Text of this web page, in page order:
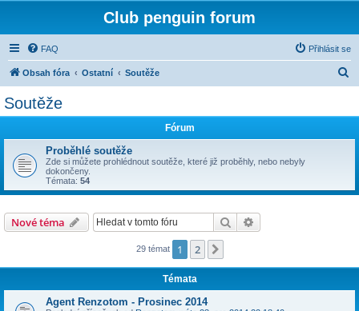
Club penguin forum
FAQ Přihlásit se
Obsah fóra Ostatní Soutěže
Soutěže
Fórum
Proběhlé soutěže
Zde si můžete prohlédnout soutěže, které již proběhly, nebo nebyly
dokončeny.
Témata: 54
Nové téma Hledat
29 témat 1 2
Témata
Agent Renzotom - Prosinec 2014